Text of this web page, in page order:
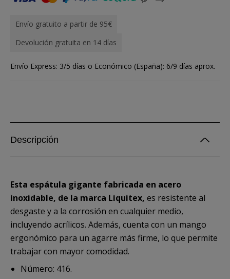
Envío gratuito a partir de 95€
Devolución gratuita en 14 días
Envío Express: 3/5 días o Económico (España): 6/9 días aprox.
Descripción
Esta espátula gigante fabricada en acero
inoxidable, de la marca Liquitex, es resistente al
desgaste y a la corrosión en cualquier medio,
incluyendo acrílicos. Además, cuenta con un mango
ergonómico para un agarre más firme, lo que permite
trabajar con mayor comodidad.
Número: 416.